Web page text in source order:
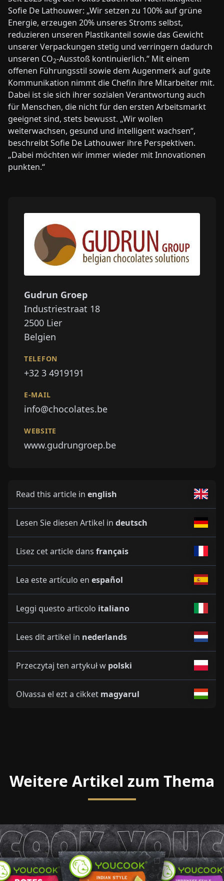
Sofie De Lathouwer: „Wir setzen zu 100% auf grüne
Energie, erzeugen 20% unseres Stroms selbst,
reduzieren unseren Plastikanteil sowie das Gewicht
unserer Verpackungen stetig und verringern dadurch
unseren CO2-Ausstoß kontinuierlich.“ Mit einem
offenen Führungsstil sowie dem Augenmerk auf gute
Kommunikation nimmt die Chefin ihre Mitarbeiter mit.
Dabei ist sie sich ihrer sozialen Verantwortung auch
für Menschen, die nicht für den ersten Arbeitsmarkt
geeignet sind, stets bewusst. „Wir wollen
weiterwachsen, gesund und intelligent wachsen“,
beschreibt Sofie De Lathouwer ihre Perspektiven.
„Dabei möchten wir immer wieder mit Innovationen
punkten.“
Gudrun Groep
Industriestraat 18
2500 Lier
Belgien
TELEFON
+32 3 4919191
E-MAIL
info@chocolates.be
WEBSITE
www.gudrungroep.be
Read this article in english
Lesen Sie diesen Artikel in deutsch
Lisez cet article dans français
Lea este artículo en español
Leggi questo articolo italiano
Lees dit artikel in nederlands
Przeczytaj ten artykuł w polski
Olvassa el ezt a cikket magyarul
Weitere Artikel zum Thema